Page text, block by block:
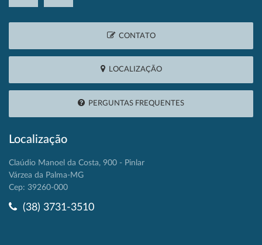
CONTATO
LOCALIZAÇÃO
PERGUNTAS FREQUENTES
Localização
Claúdio Manoel da Costa, 900 - Pinlar
Várzea da Palma-MG
Cep: 39260-000
(38) 3731-3510